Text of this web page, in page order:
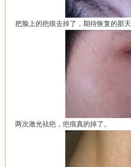
把脸上的疤痕去掉了，期待恢复的那天
两次激光祛疤，疤痕真的掉了。